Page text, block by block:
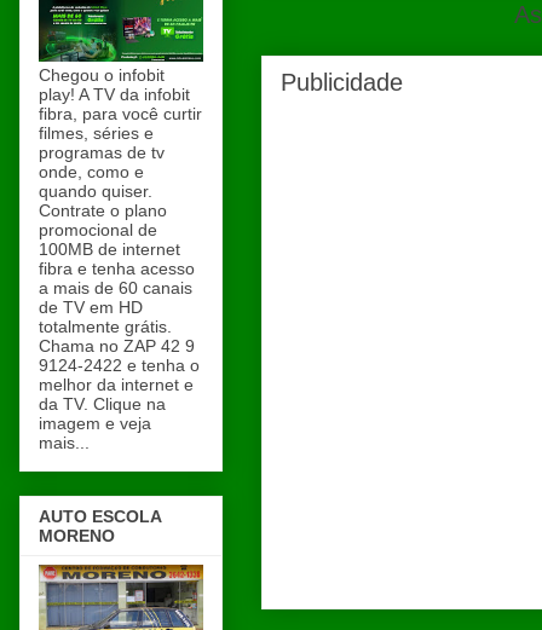
Publicidade
Chegou o infobit
play! A TV da infobit
fibra, para você curtir
filmes, séries e
programas de tv
onde, como e
quando quiser.
Contrate o plano
promocional de
100MB de internet
fibra e tenha acesso
a mais de 60 canais
de TV em HD
totalmente grátis.
Chama no ZAP 42 9
9124-2422 e tenha o
melhor da internet e
da TV. Clique na
imagem e veja
mais...
AUTO ESCOLA
MORENO